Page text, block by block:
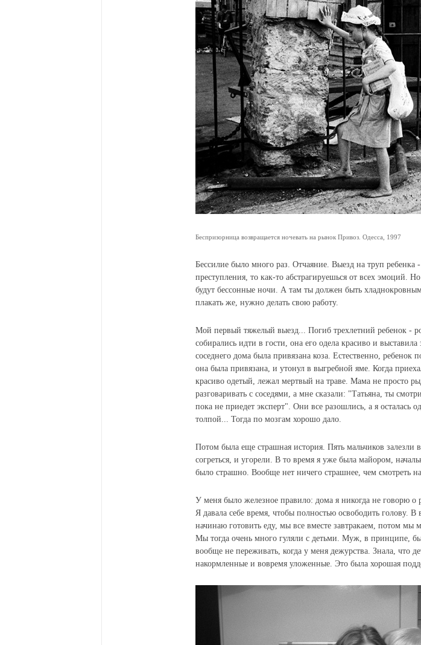
Беспризорница возвращается ночевать на рынок Привоз. Одесса, 1997
Бессилие было много раз. Отчаяние. Выезд на труп ребенка
преступления, то как-то абстрагируешься от всех эмоций.
будут бессонные ночи. А там ты должен быть
плакать же, нужно делать свою работу.
Мой первый тяжелый выезд... Погиб трехлетний ребенок -
собирались идти в гости, она его одела красиво и
соседнего дома была привязана коза. Естественно,
она была привязана, и утонул в выгребной яме. Когда
красиво одетый, лежал мертвый на траве. Мама не просто
разговаривать с соседями, а мне сказали: "Татьяна, ты
пока не приедет эксперт". Они все разошлись, а я осталась
толпой... Тогда по мозгам хорошо дало.
Потом была еще страшная история. Пять мальчиков залезли
согреться, и угорели. В то время я уже была майором,
было страшно. Вообще нет ничего страшнее, чем смотреть
У меня было железное правило: дома я никогда не говорю о
Я давала себе время, чтобы полностью освободить голову. В
начинаю готовить еду, мы все вместе завтракаем, потом
Мы тогда очень много гуляли с детьми. Муж, в принципе,
вообще не переживать, когда у меня дежурства. Знала, что
накормленные и вовремя уложенные. Это была хорошая